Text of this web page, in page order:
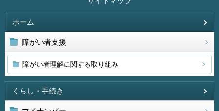
ホーム
障がい者支援
障がい者理解に関する取り組み
くらし・手続き